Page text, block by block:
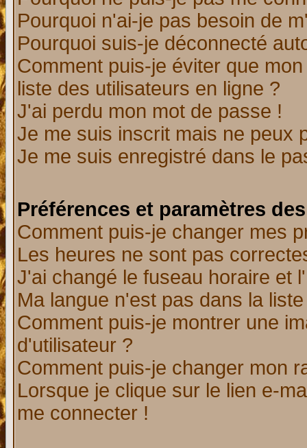
Pourquoi n'ai-je pas besoin de
Pourquoi suis-je déconnecté
Comment puis-je éviter que
liste des utilisateurs en ligne ?
J'ai perdu mon mot de passe !
Je me suis inscrit mais ne peux
Je me suis enregistré dans le
Préférences et paramètres
Comment puis-je changer mes
Les heures ne sont pas
J'ai changé le fuseau horaire et
Ma langue n'est pas dans la
Comment puis-je montrer une
d'utilisateur ?
Comment puis-je changer mon
Lorsque je clique sur le lien e-
me connecter !